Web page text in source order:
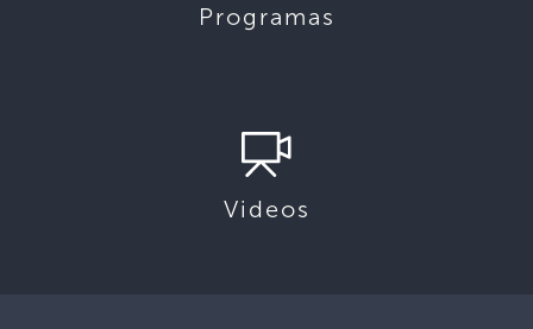
Programas
Videos